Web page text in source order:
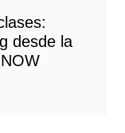
desde la